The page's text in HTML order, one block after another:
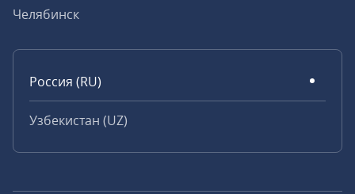
Челябинск
Россия (RU)
Узбекистан (UZ)